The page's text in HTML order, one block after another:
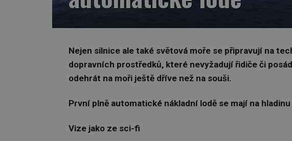
Nejen silnice ale také světová moře se připravují na
dopravních prostředků, které nevyžadují řidiče či
odehrát na moři ještě dříve než na souši.
První plně automatické nákladní lodě se mají na
Vize jako ze sci-fi